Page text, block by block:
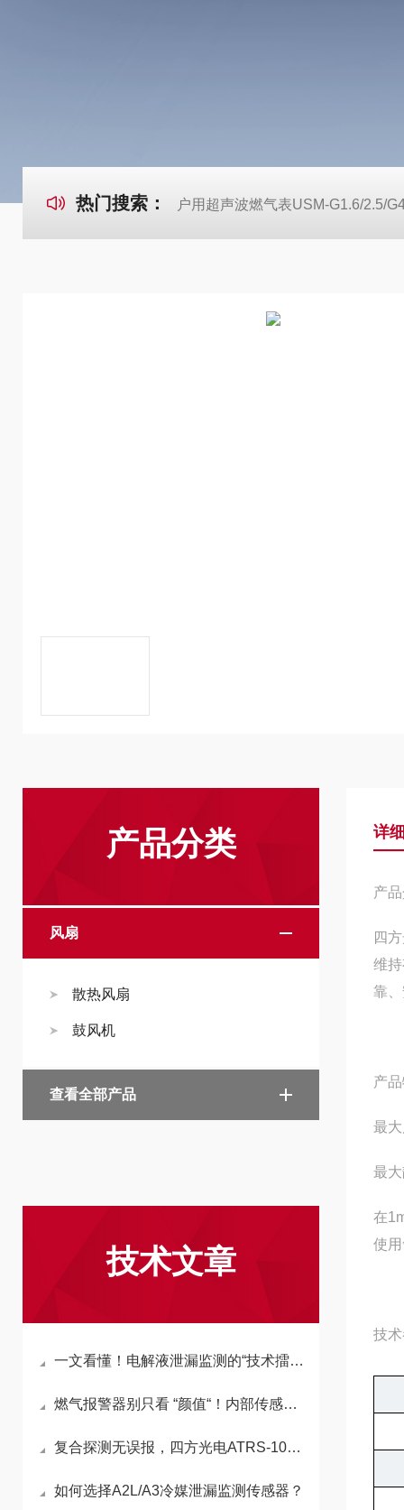
热门搜索： 户用超声波燃气表USM-G1.6/2.5/
产品分类
风扇
散热风扇
鼓风机
查看全部产品
技术文章
一文看懂！电解液泄漏监测的“技术擂台”
燃气报警器别只看 “颜值“！内部传感器才是安全核心
复合探测无误报，四方光电ATRS-1062为储能PCS“熄”隐患之火
如何选择A2L/A3冷媒泄漏监测传感器？
详
产
四
维
靠
产
最
最
在
使
技